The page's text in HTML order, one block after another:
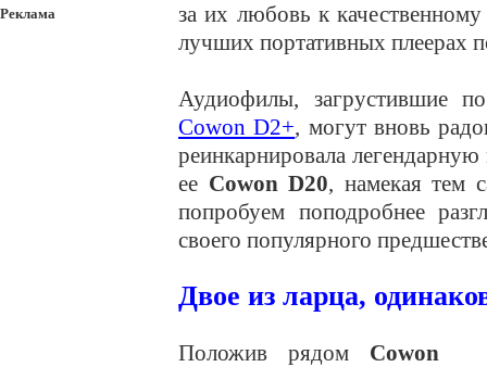
Реклама
за их любовь к
лучших портативных плеерах
Аудиофилы, загрустившие
Cowon D2+, могут вновь
реинкарнировала
ее Cowon D20, намекая тем
попробуем поподробнее
своего популярного
Двое из ларца,
Положив рядом Cowon